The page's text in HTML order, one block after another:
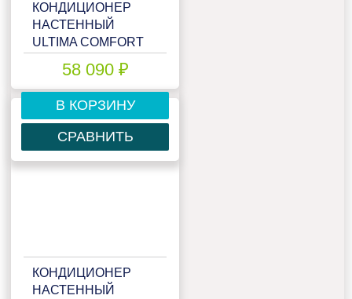
КОНДИЦИОНЕР
НАСТЕННЫЙ
ULTIMA COMFORT
58 090 ₽
В КОРЗИНУ
СРАВНИТЬ
КОНДИЦИОНЕР
НАСТЕННЫЙ